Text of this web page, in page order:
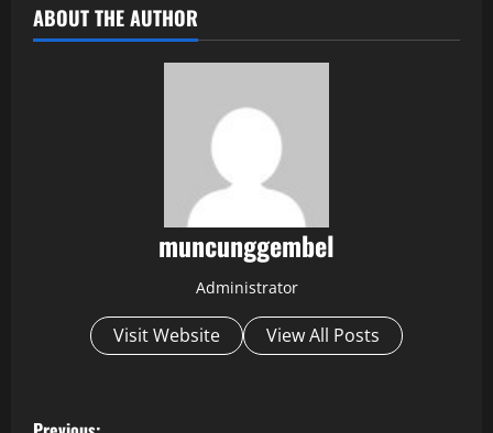
ABOUT THE AUTHOR
muncunggembel
Administrator
Visit Website View All Posts
P